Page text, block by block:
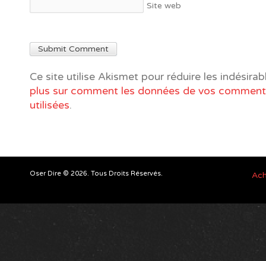
Site web
Ce site utilise Akismet pour réduire les
plus sur comment les données de vos
utilisées.
Oser Dire © 2026. Tous Droits Réservés.